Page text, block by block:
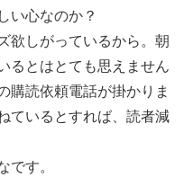
い心なのか？
欲しがっているから。朝
るとはとても思えません
購読依頼電話が掛かりま
ているとすれば、読者減
です。